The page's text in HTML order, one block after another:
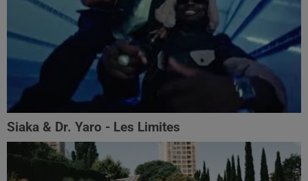
Siaka & Dr. Yaro - Les Limites